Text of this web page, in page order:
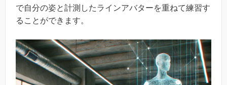
で自分の姿と計測したラインアバターを重ねて練習す
ることができます。